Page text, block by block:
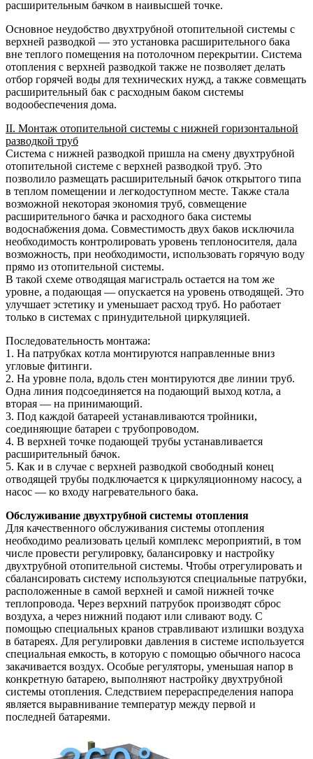
расширительным бачком в наивысшей точке.
Основное неудобство двухтрубной отопительной системы с
верхней разводкой — это установка расширительного бака
вне теплого помещения на потолочном перекрытии. Система
отопления с верхней разводкой также не позволяет делать
отбор горячей воды для технических нужд, а также совмещать
расширительный бак с расходным баком системы
водообеспечения дома.
II. Монтаж отопительной системы с нижней горизонтальной
разводкой труб
Система с нижней разводкой пришла на смену двухтрубной
отопительной системе с верхней разводкой труб. Это
позволило размещать расширительный бачок открытого типа
в теплом помещении и легкодоступном месте. Также стала
возможной некоторая экономия труб, совмещение
расширительного бачка и расходного бака системы
водоснабжения дома. Совместимость двух баков исключила
необходимость контролировать уровень теплоносителя, дала
возможность, при необходимости, использовать горячую воду
прямо из отопительной системы.
В такой схеме отводящая магистраль остается на том же
уровне, а подающая — опускается на уровень отводящей. Это
улучшает эстетику и уменьшает расход труб. Но работает
только в системах с принудительной циркуляцией.
Последовательность монтажа:
1. На патрубках котла монтируются направленные вниз
угловые фитинги.
2. На уровне пола, вдоль стен монтируются две линии труб.
Одна линия подсоединяется на подающий выход котла, а
вторая — на принимающий.
3. Под каждой батареей устанавливаются тройники,
соединяющие батареи с трубопроводом.
4. В верхней точке подающей трубы устанавливается
расширительный бачок.
5. Как и в случае с верхней разводкой свободный конец
отводящей трубы подключается к циркуляционному насосу, а
насос — ко входу нагревательного бака.
Обслуживание двухтрубной системы отопления
Для качественного обслуживания системы отопления
необходимо реализовать целый комплекс мероприятий, в том
числе провести регулировку, балансировку и настройку
двухтрубной отопительной системы. Чтобы отрегулировать и
сбалансировать систему используются специальные патрубки,
расположенные в самой верхней и самой нижней точке
теплопровода. Через верхний патрубок производят сброс
воздуха, а через нижний подают или сливают воду. С
помощью специальных кранов стравливают излишки воздуха
в батареях. Для регулировки давления в системе используется
специальная емкость, в которую с помощью обычного насоса
закачивается воздух. Особые регуляторы, уменьшая напор в
конкретную батарею, выполняют настройку двухтрубной
системы отопления. Следствием перераспределения напора
является выравнивание температур между первой и
последней батареями.